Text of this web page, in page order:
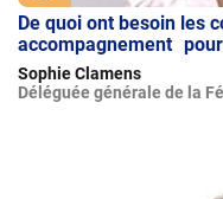
De quoi ont besoin les
accompagnement
Sophie Clamens
Déléguée générale de la